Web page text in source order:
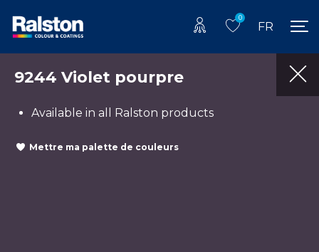
0
FR
9244 Violet pourpre
Available in all Ralston products
Mettre ma palette de couleurs